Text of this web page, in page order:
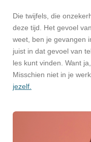
Die twijfels, die
deze tijd. Het gevoel
weet, ben je gevangen
juist in dat gevoel van
les kunt vinden. Want
Misschien niet in je
jezelf.